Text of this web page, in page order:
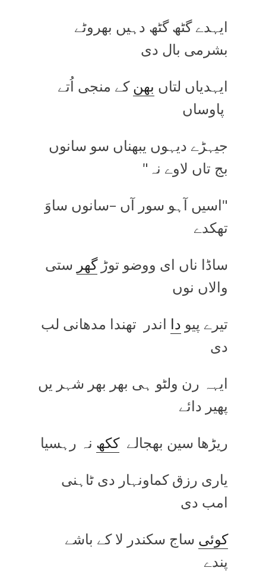
ایہدے گٹھ گٹھ دہیں بھروٹے
بشرمی بال دی
ایہدیاں لتاں بھنکے منجی اُتے
پاوساں
جیہڑے دیہوں یبھناں سو سانوں
بج تاں لاوے نہ"
"اسیں آہو سور آں –سانوں ساوَ
تھکدے
ساڈا ناں ای ووضو توڑگھر ستی
والاں نوں
تیرے پیو دا اندر تھندا مدھانی لب
دی
ایہہ رن ولٹو ہی بھر بھر شہر یں
پھیر دائے
ریڑھا سین بھجالےککھ نہ رہسیا
یاری رزق کماونہار دی ٹاہنی
امب دی
کوئی ساج سکندر لا کے باشے
پندے